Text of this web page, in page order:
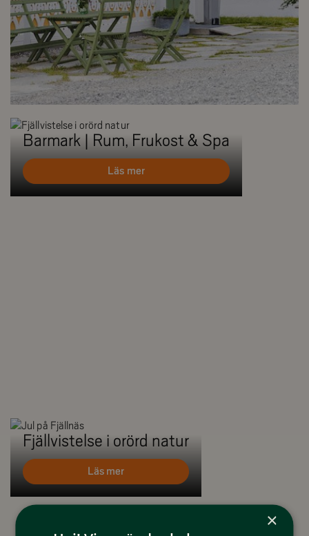
Barmark | Rum, Frukost & Spa
Läs mer
Fjällvistelse i orörd natur
Läs mer
×